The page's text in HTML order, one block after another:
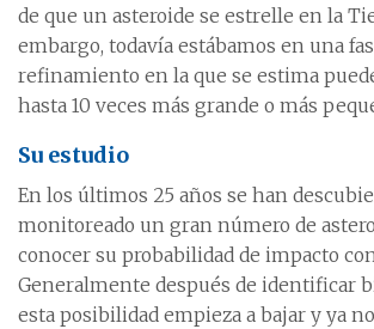
de que un asteroide se estrelle en la
embargo, todavía estábamos en una
refinamiento en la que se estima
hasta 10 veces más grande o más
Su estudio
En los últimos 25 años se han
monitoreado un gran número de
conocer su probabilidad de impacto
Generalmente después de identificar
esta posibilidad empieza a bajar y ya